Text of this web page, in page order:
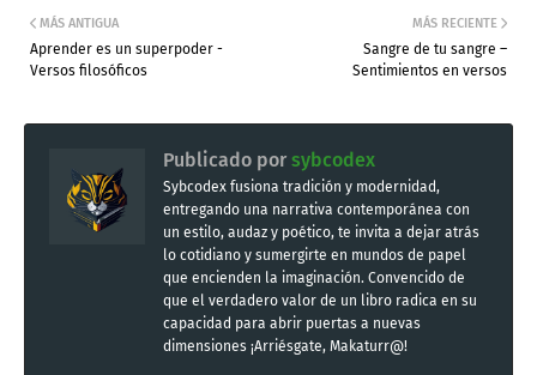
MÁS RECIENTE
Sangre de tu sangre –
Sentimientos en versos
MÁS ANTIGUA
Aprender es un superpoder -
Versos filosóficos
Publicado por sybcodex
Sybcodex fusiona tradición y modernidad,
entregando una narrativa contemporánea con
un estilo, audaz y poético, te invita a dejar atrás
lo cotidiano y sumergirte en mundos de papel
que encienden la imaginación. Convencido de
que el verdadero valor de un libro radica en su
capacidad para abrir puertas a nuevas
dimensiones ¡Arriésgate, Makaturr@!